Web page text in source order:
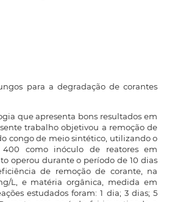
para a degradação de corantes
que apresenta bons resultados em
trabalho objetivou a remoção de
congo de meio sintético, utilizando o
como inóculo de reatores em
operou durante o período de 10 dias
de remoção de corante, na
L, e matéria orgânica, medida em
estudados foram: 1 dia; 3 dias; 5